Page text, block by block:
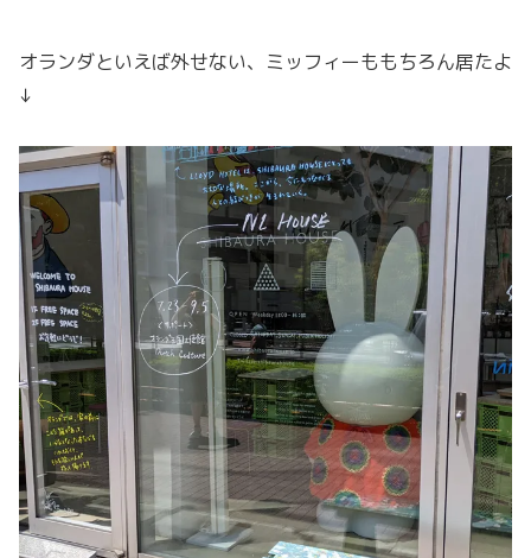
オランダといえば外せない、ミッフィーももちろん居たよ
↓